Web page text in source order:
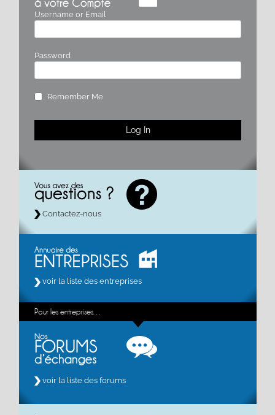
Username or Email
Password
Remember Me
Contactez-nous
voir la liste des entreprises
Pour les entreprises…
voir la liste des forums